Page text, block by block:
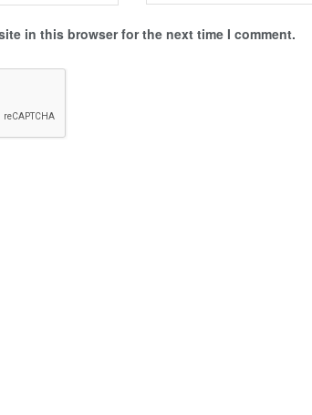
in this browser for the next time I comment.